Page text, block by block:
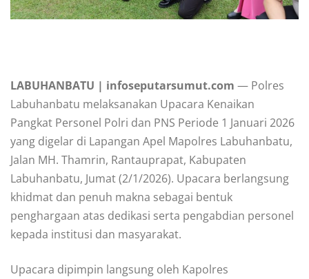
LABUHANBATU | infoseputarsumut.com — Polres
Labuhanbatu melaksanakan Upacara Kenaikan
Pangkat Personel Polri dan PNS Periode 1 Januari 2026
yang digelar di Lapangan Apel Mapolres Labuhanbatu,
Jalan MH. Thamrin, Rantauprapat, Kabupaten
Labuhanbatu, Jumat (2/1/2026). Upacara berlangsung
khidmat dan penuh makna sebagai bentuk
penghargaan atas dedikasi serta pengabdian personel
kepada institusi dan masyarakat.
Upacara dipimpin langsung oleh Kapolres